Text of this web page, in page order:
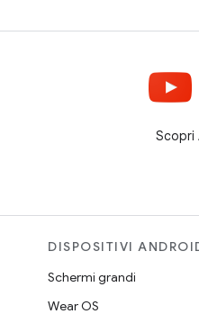
Scopri
DISPOSITIVI
Schermi grandi
Wear OS